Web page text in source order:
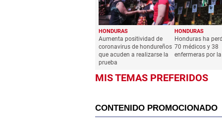
HONDURAS
Aumenta positividad de
coronavirus de hondureños
que acuden a realizarse la
prueba
HONDURAS
Honduras ha
70 médicos y 38
enfermeras por
MIS TEMAS PREFERIDOS